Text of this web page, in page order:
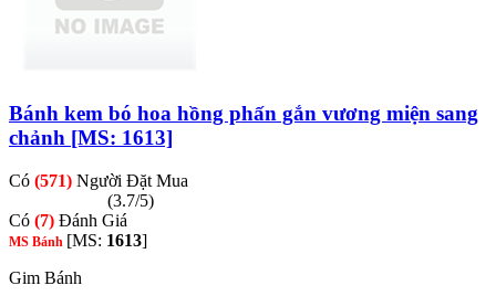
Bánh kem bó hoa hồng phấn gắn vương miện sang
chảnh [MS: 1613]
Có (571) Người Đặt Mua
(3.7/5)
Có (7) Đánh Giá
MS Bánh [MS: 1613]
Gim Bánh